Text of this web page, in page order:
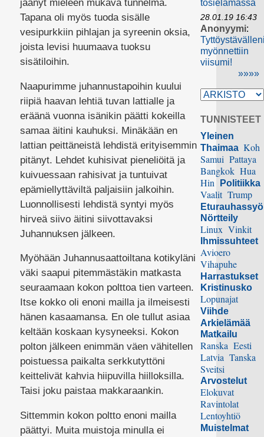
jäänyt mieleen mukava tunnelma.
Tapana oli myös tuoda sisälle
vesipurkkiin pihlajan ja syreenin oksia,
joista levisi huumaava tuoksu
sisätiloihin.
Naapurimme juhannustapoihin kuului
riipiä haavan lehtiä tuvan lattialle ja
eräänä vuonna isänikin päätti kokeilla
samaa äitini kauhuksi. Minäkään en
lattian peittäneistä lehdistä erityisemmin
pitänyt. Lehdet kuhisivat pieneliöitä ja
kuivuessaan rahisivat ja tuntuivat
epämiellyttäviltä paljaisiin jalkoihin.
Luonnollisesti lehdistä syntyi myös
hirveä siivo äitini siivottavaksi
Juhannuksen jälkeen.
Myöhään Juhannusaattoiltana kotikyläni
väki saapui pitemmästäkin matkasta
seuraamaan kokon polttoa tien varteen.
Itse kokko oli enoni mailla ja ilmeisesti
hänen kasaamansa. En ole tullut asiaa
keltään koskaan kysyneeksi. Kokon
polton jälkeen enimmän väen vähitellen
poistuessa paikalta serkkutyttöni
keittelivät kahvia hiipuvilla hiilloksilla.
Taisi joku paistaa makkaraankin.
Sittemmin kokon poltto enoni mailla
päättyi. Muita muistoja minulla ei
tosielämässä
28.01.19 16:43
Anonyymi:
myönnettiin
viisumi!
»»»»
TUNNISTEET
Yleinen
Thaimaa Koh
Samui Pattaya
Bangkok Hua
Hin
Politiikka
Vaalit Trump
Nörtteily
Linux Vinkit
Ihmissuhteet
Avioero
Vihapuhe
Harrastukset
Kristinusko
Lopunajat
Viihde
Arkielämää
Matkailu
Ranska Eesti
Latvia Tanska
Sveitsi
Arvostelut
Elokuvat
Ravintolat
Lentoyhtiö
Muistelmat